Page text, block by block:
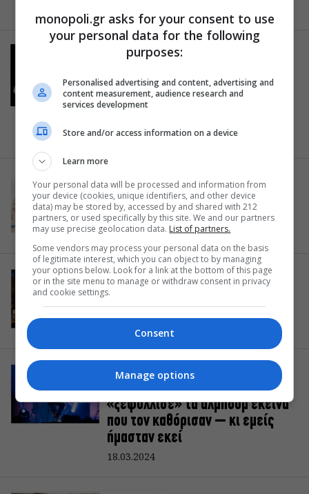
ΕΚΔΗΛΩΣΕΙΣ
Γεροντίδης και Δημήτρης
Χριστοφορίδης έρχονται στην
11.06.2024
ΜΟΥΣΙΚΑ ΝΕΑ
Στο metaverse της επιθεώρησης
με τον Φοίβο Δεληβοριά
29.05.2024
ΔΙΑΦΟΡΑ
Η Ταράτσα του Φοίβου
επιστρέφει στο Άλσος
29.04.2024
ΕΙΔΑΜΕ / ΣΥΝΑΥΛΙΕΣ
Ο Φοίβος Δεληβοριάς
«ξεφύλλισε» τα άλμπουμ εκείνα
που τον καθόρισαν – κι εμείς
ήμασταν εκεί
18.03.2024
monopoli.gr asks for your consent to use
your personal data for the following
purposes:
Personalised advertising and content, advertising and
content measurement, audience research and
services development
Store and/or access information on a device
Learn more
Your personal data will be processed and information from
your device (cookies, unique identifiers, and other device
data) may be stored by, accessed by and shared with 212
partners, or used specifically by this site. We and our partners
may use precise geolocation data. List of partners.
Some vendors may process your personal data on the basis
of legitimate interest, which you can object to by managing
your options below. Look for a link at the bottom of this page
or in the site menu to manage or withdraw consent in privacy
and cookie settings.
Consent
Manage options